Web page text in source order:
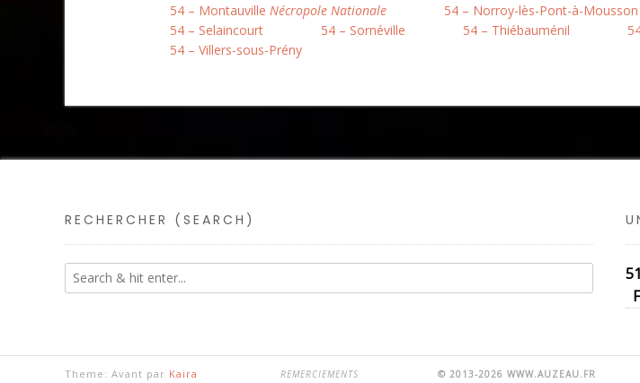
54 – Montauville Nécropole Nationale 54 – Norroy-lès-Pont-à-Mousson
54 – Selaincourt
54 – Sornéville 54 – Thiébauménil
54 – Villers-sous-Prény
RECHERCHER (SEARCH)
Theme: Avant par Kaira REMERCIEMENTS © 2013-2026 WWW.AUZEAU.FR